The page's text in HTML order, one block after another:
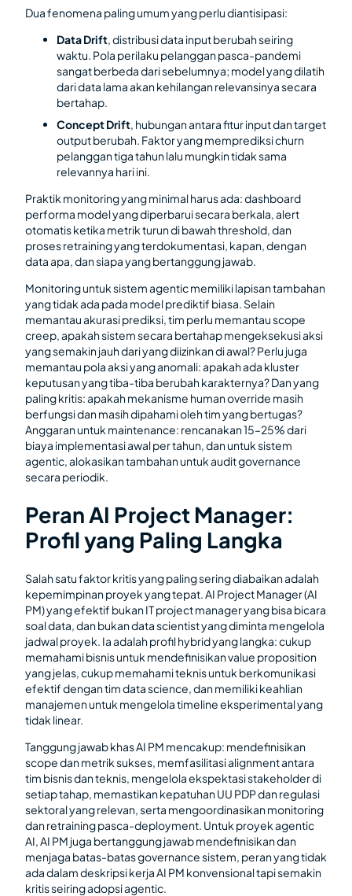
Dua fenomena paling umum yang perlu diantisipasi:
Data Drift, distribusi data input berubah seiring
waktu. Pola perilaku pelanggan pasca-pandemi
sangat berbeda dari sebelumnya; model yang dilatih
dari data lama akan kehilangan relevansinya secara
bertahap.
Concept Drift, hubungan antara fitur input dan target
output berubah. Faktor yang memprediksi churn
pelanggan tiga tahun lalu mungkin tidak sama
relevannya hari ini.
Praktik monitoring yang minimal harus ada: dashboard
performa model yang diperbarui secara berkala, alert
otomatis ketika metrik turun di bawah threshold, dan
proses retraining yang terdokumentasi, kapan, dengan
data apa, dan siapa yang bertanggung jawab.
Monitoring untuk sistem agentic memiliki lapisan tambahan
yang tidak ada pada model prediktif biasa. Selain
memantau akurasi prediksi, tim perlu memantau scope
creep, apakah sistem secara bertahap mengeksekusi aksi
yang semakin jauh dari yang diizinkan di awal? Perlu juga
memantau pola aksi yang anomali: apakah ada kluster
keputusan yang tiba-tiba berubah karakternya? Dan yang
paling kritis: apakah mekanisme human override masih
berfungsi dan masih dipahami oleh tim yang bertugas?
Anggaran untuk maintenance: rencanakan 15–25% dari
biaya implementasi awal per tahun, dan untuk sistem
agentic, alokasikan tambahan untuk audit governance
secara periodik.
Peran AI Project Manager:
Profil yang Paling Langka
Salah satu faktor kritis yang paling sering diabaikan adalah
kepemimpinan proyek yang tepat. AI Project Manager (AI
PM) yang efektif bukan IT project manager yang bisa bicara
soal data, dan bukan data scientist yang diminta mengelola
jadwal proyek. Ia adalah profil hybrid yang langka: cukup
memahami bisnis untuk mendefinisikan value proposition
yang jelas, cukup memahami teknis untuk berkomunikasi
efektif dengan tim data science, dan memiliki keahlian
manajemen untuk mengelola timeline eksperimental yang
tidak linear.
Tanggung jawab khas AI PM mencakup: mendefinisikan
scope dan metrik sukses, memfasilitasi alignment antara
tim bisnis dan teknis, mengelola ekspektasi stakeholder di
setiap tahap, memastikan kepatuhan UU PDP dan regulasi
sektoral yang relevan, serta mengoordinasikan monitoring
dan retraining pasca-deployment. Untuk proyek agentic
AI, AI PM juga bertanggung jawab mendefinisikan dan
menjaga batas-batas governance sistem, peran yang tidak
ada dalam deskripsi kerja AI PM konvensional tapi semakin
kritis seiring adopsi agentic.